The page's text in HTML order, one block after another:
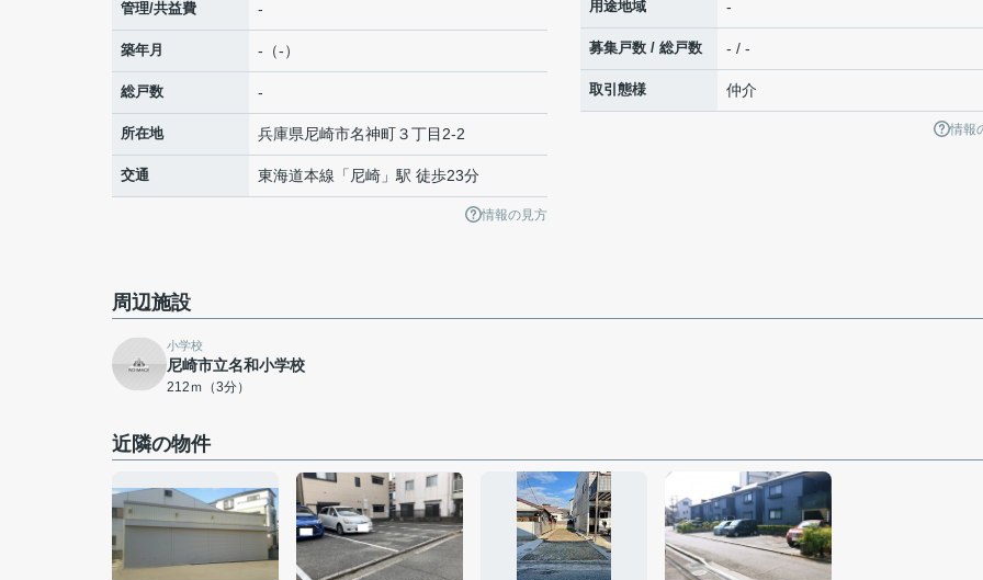
管理/共益費 -
築年月 -（-）
総戸数 -
所在地 兵庫県尼崎市名神町３丁目2-2
交通 東海道本線 「 尼崎 」駅 徒歩23分
情報の見方
用途地域 -
募集戸数 / 総戸数 - / -
取引態様 仲介
情報
周辺施設
小学校
尼崎市立名和小学校
212ｍ（3分）
近隣の物件